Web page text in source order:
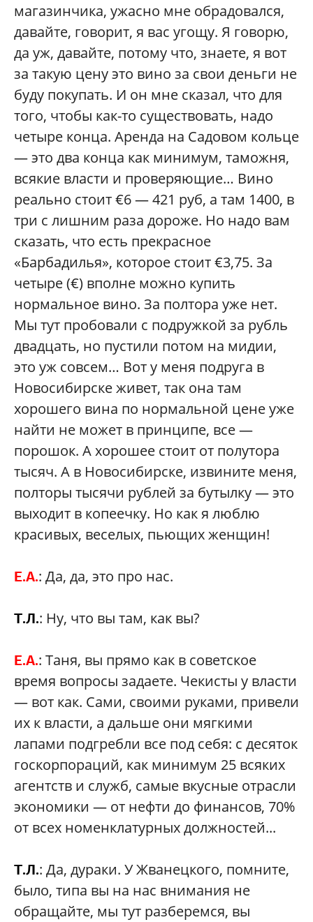
магазинчика, ужасно мне обрадовался,
давайте, говорит, я вас угощу. Я говорю,
да уж, давайте, потому что, знаете, я вот
за такую цену это вино за свои деньги не
буду покупать. И он мне сказал, что для
того, чтобы как-то существовать, надо
четыре конца. Аренда на Садовом кольце
— это два конца как минимум, таможня,
всякие власти и проверяющие… Вино
реально стоит €6 — 421 руб, а там 1400, в
три с лишним раза дороже. Но надо вам
сказать, что есть прекрасное
«Барбадилья», которое стоит €3,75. За
четыре (€) вполне можно купить
нормальное вино. За полтора уже нет.
Мы тут пробовали с подружкой за рубль
двадцать, но пустили потом на мидии,
это уж совсем… Вот у меня подруга в
Новосибирске живет, так она там
хорошего вина по нормальной цене уже
найти не может в принципе, все —
порошок. А хорошее стоит от полутора
тысяч. А в Новосибирске, извините меня,
полторы тысячи рублей за бутылку — это
выходит в копеечку. Но как я люблю
красивых, веселых, пьющих женщин!
Е.А.: Да, да, это про нас.
Т.Л.: Ну, что вы там, как вы?
Е.А.: Таня, вы прямо как в советское
время вопросы задаете. Чекисты у власти
— вот как. Сами, своими руками, привели
их к власти, а дальше они мягкими
лапами подгребли все под себя: с десяток
госкорпораций, как минимум 25 всяких
агентств и служб, самые вкусные отрасли
экономики — от нефти до финансов, 70%
от всех номенклатурных должностей...
Т.Л.: Да, дураки. У Жванецкого, помните,
было, типа вы на нас внимания не
обращайте, мы тут разберемся, вы